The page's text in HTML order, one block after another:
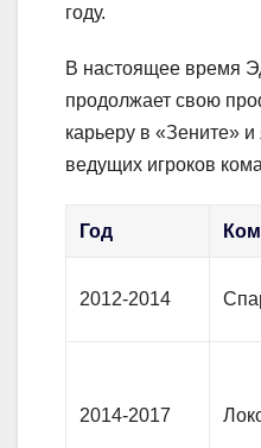
году.
В настоящее время
продолжает свою
карьеру в «Зените»
ведущих игроков
Год
2012-2014
2014-2017